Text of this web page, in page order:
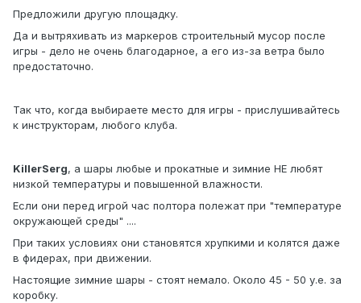
Предложили другую площадку.
Да и вытряхивать из маркеров строительный мусор после
игры - дело не очень благодарное, а его из-за ветра было
предостаточно.
Так что, когда выбираете место для игры - прислушивайтесь
к инструкторам, любого клуба.
KillerSerg, а шары любые и прокатные и зимние НЕ любят
низкой температуры и повышенной влажности.
Если они перед игрой час полтора полежат при "температуре
окружающей среды" ....
При таких условиях они становятся хрупкими и колятся даже
в фидерах, при движении.
Настоящие зимние шары - стоят немало. Около 45 - 50 у.е. за
коробку.